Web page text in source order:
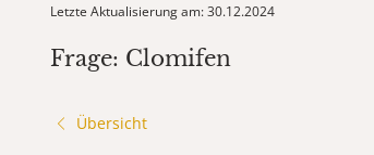
Letzte Aktualisierung am: 30.12.2024
Frage: Clomifen
Übersicht